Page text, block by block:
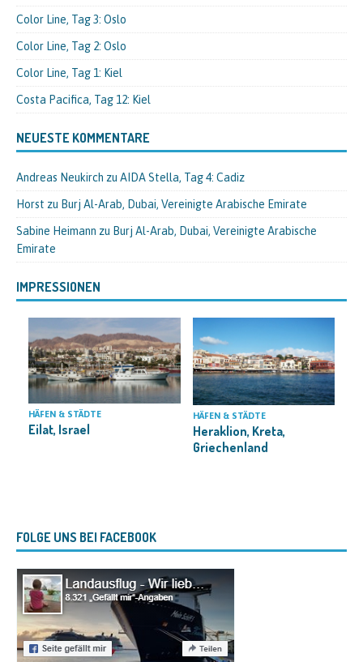
Color Line, Tag 3: Oslo
Color Line, Tag 2: Oslo
Color Line, Tag 1: Kiel
Costa Pacifica, Tag 12: Kiel
NEUESTE KOMMENTARE
Andreas Neukirch zu AIDA Stella, Tag 4: Cadiz
Horst zu Burj Al-Arab, Dubai, Vereinigte Arabische Emirate
Sabine Heimann zu Burj Al-Arab, Dubai, Vereinigte Arabische
Emirate
IMPRESSIONEN
HÄFEN & STÄDTE
Eilat, Israel
HÄFEN & STÄDTE
Heraklion, Kreta,
Griechenland
FOLGE UNS BEI FACEBOOK